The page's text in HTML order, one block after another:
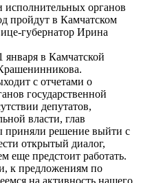
исполнительных органов
пройдут в Камчатском
губернатор Ирина
января в Камчатской
с отчетами о
государственной
депутатов,
власти, глав
приняли решение выйти с
открытый диалог,
еще предстоит работать.
к предложениям по
на активность нашего